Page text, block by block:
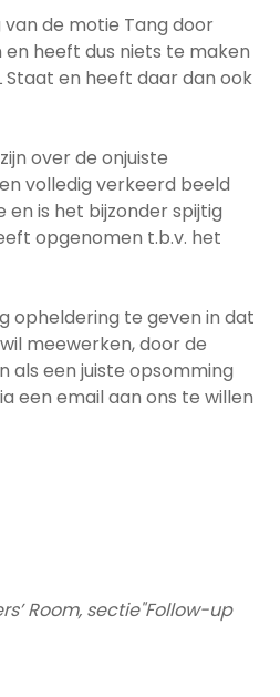
van de motie Tang door
en heeft dus niets te maken
Staat en heeft daar dan ook
over de onjuiste
volledig verkeerd beeld
is het bijzonder spijtig
opgenomen t.b.v. het
opheldering te geven in dat
meewerken, door de
als een juiste opsomming
een email aan ons te willen
Room, sectie"Follow-up